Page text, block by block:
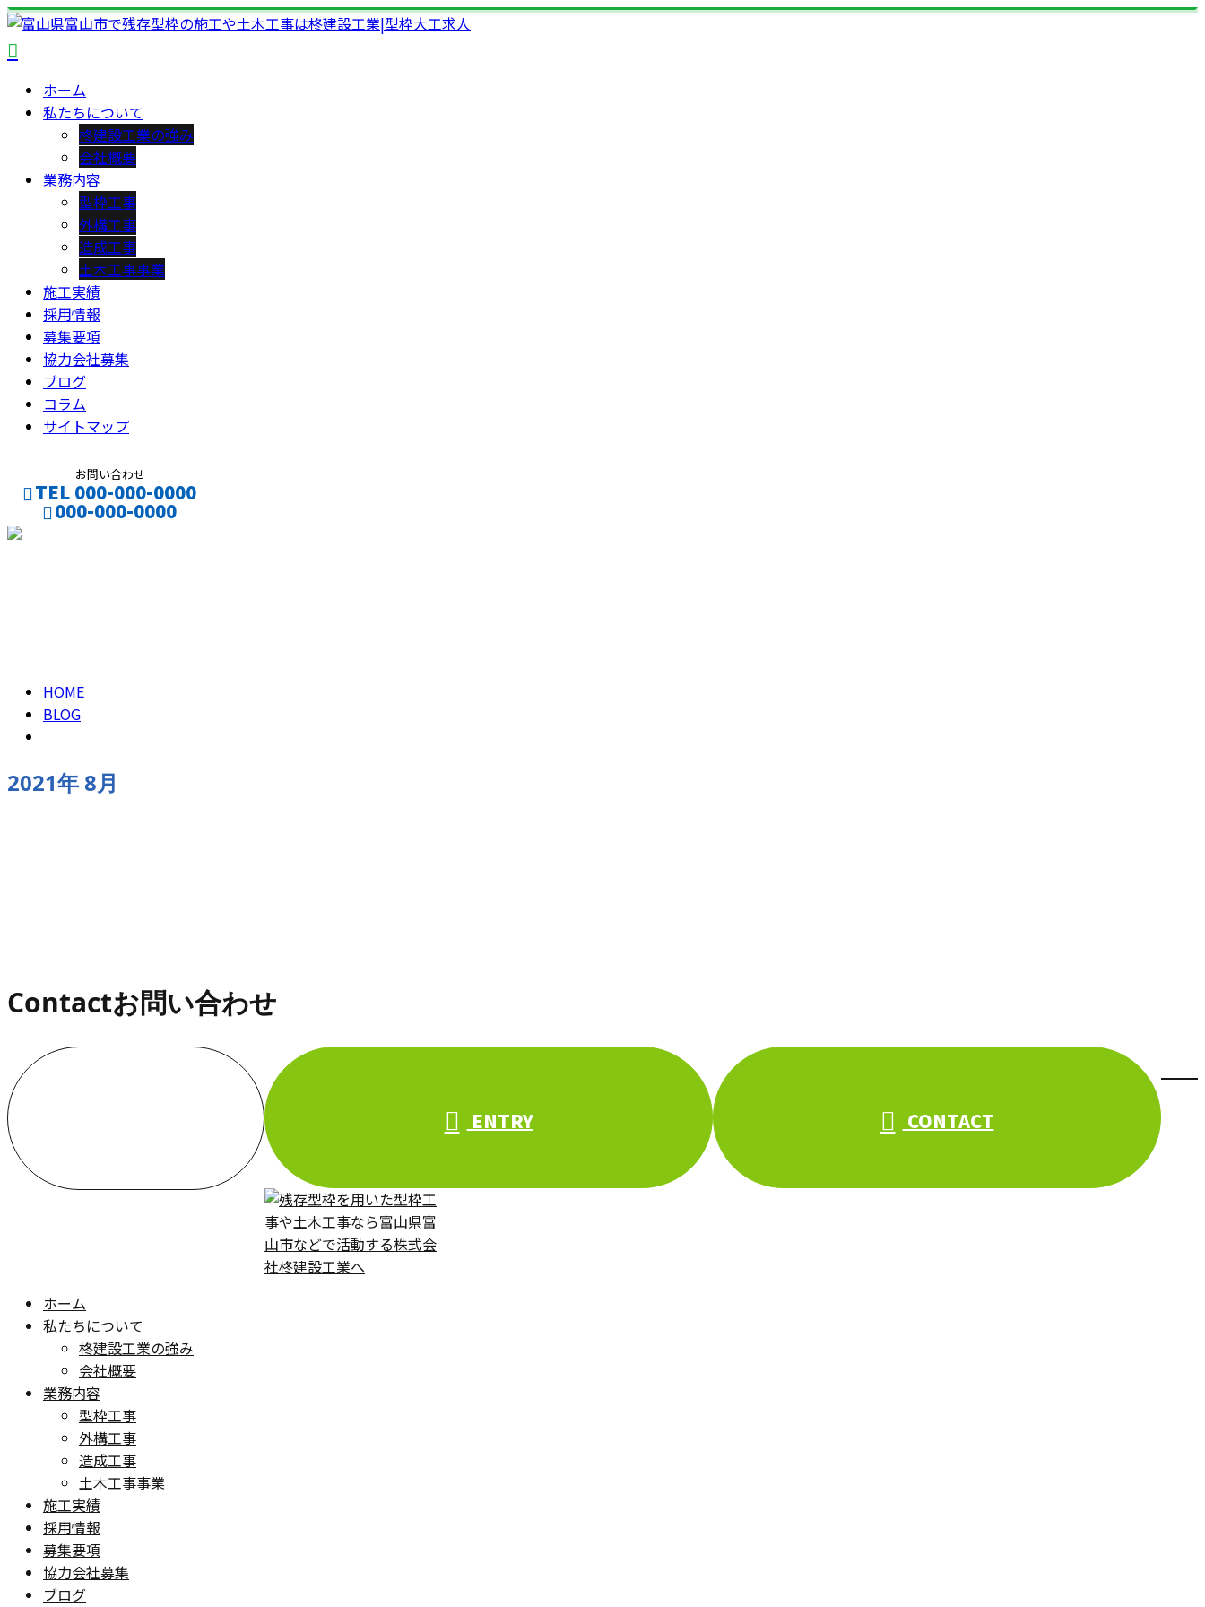
ホーム
私たちについて
柊建設工業の強み
会社概要
業務内容
型枠工事
外構工事
造成工事
土木工事事業
施工実績
採用情報
募集要項
協力会社募集
ブログ
コラム
サイトマップ
お問い合わせ
TEL 000-000-0000
000-000-0000
HOME
BLOG
2021年 8月
Contactお問い合わせ
000-000-0000 ENTRY CONTACT
ホーム
私たちについて
柊建設工業の強み
会社概要
業務内容
型枠工事
外構工事
造成工事
土木工事事業
施工実績
採用情報
募集要項
協力会社募集
ブログ